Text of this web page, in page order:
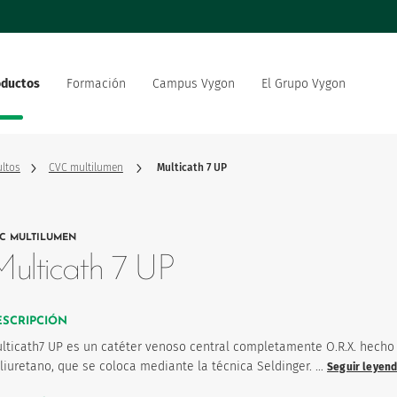
Formación Campus Vygon El Grupo Vygon
mundo Nuestra oferta
de innovación
CVC multilumen Multicath 7 UP
producto
MULTILUMEN
7 UP
UP es un catéter venoso central completamente O.R.X. hecho
que se coloca mediante la técnica Seldinger. … Seguir